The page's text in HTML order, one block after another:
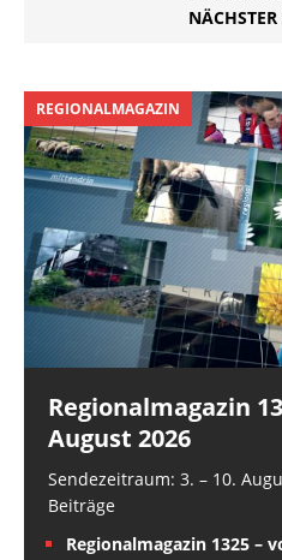
REGIONALMAGAZIN
Regionalmagazin
August 2026
Sendezeitraum: 3. – 10.
Beiträge
Regionalmagazin 1325 –